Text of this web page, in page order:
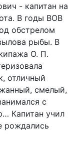
- капитан на
В годы ВОВ
обстрелом
рыбы. В
О. П.
отличный
смелый,
с
Капитан учил
рождались